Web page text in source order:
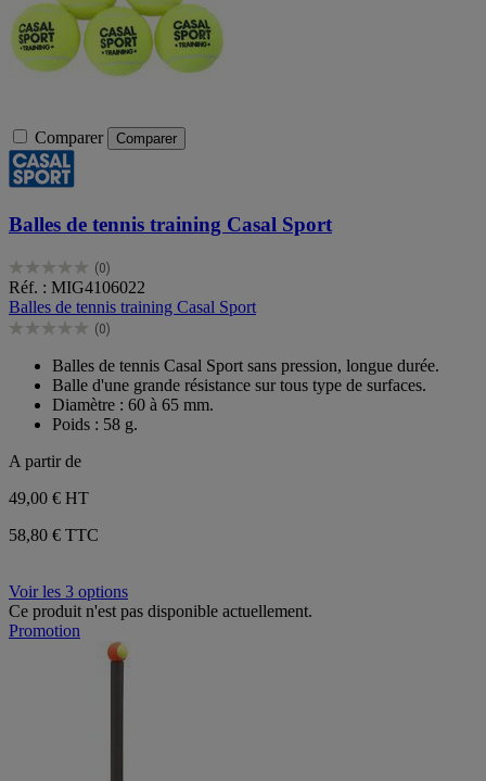
Comparer Comparer
Balles de tennis training Casal Sport
(0)
0.0
sur
5
étoiles.
Réf. : MIG4106022
Balles de tennis training Casal Sport
(0)
0.0
étoiles.
Balles de tennis Casal Sport sans pression, longue durée.
Balle d'une grande résistance sur tous type de surfaces.
Diamètre : 60 à 65 mm.
Poids : 58 g.
A partir de
49,00 € HT
58,80 € TTC
Voir les 3 options
Ce produit n'est pas disponible actuellement.
Promotion